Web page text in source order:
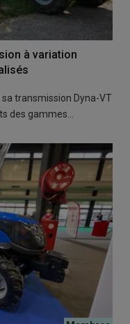
à variation
transmission Dyna-VT
des gammes…